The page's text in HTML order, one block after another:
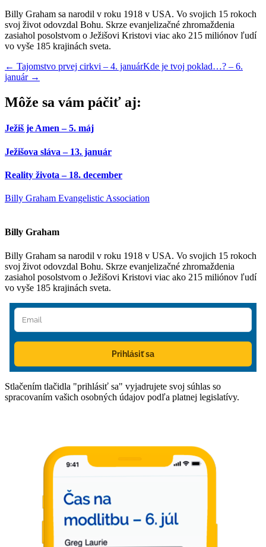
Billy Graham sa narodil v roku 1918 v USA. Vo svojich 15 rokoch
svoj život odovzdal Bohu. Skrze evanjelizačné zhromaždenia
zasiahol posolstvom o Ježišovi Kristovi viac ako 215 miliónov ľudí
vo vyše 185 krajinách sveta.
← Tajomstvo prvej cirkvi – 4. januárKde je tvoj poklad…? – 6.
január →
Môže sa vám páčiť aj:
Ježiš je Amen – 5. máj
Ježišova sláva – 13. január
Reality života – 18. december
Billy Graham Evangelistic Association
Billy Graham
Billy Graham sa narodil v roku 1918 v USA. Vo svojich 15 rokoch
svoj život odovzdal Bohu. Skrze evanjelizačné zhromaždenia
zasiahol posolstvom o Ježišovi Kristovi viac ako 215 miliónov ľudí
vo vyše 185 krajinách sveta.
Prihlásiť sa
Stlačením tlačidla "prihlásiť sa" vyjadrujete svoj súhlas so
spracovaním vašich osobných údajov podľa platnej legislatívy.